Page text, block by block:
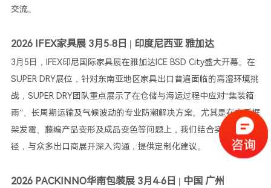
交流。
2026 IFEX家具展 3月5-8日 | 印度尼西亚 雅加达
3月5日，IFEX印尼国际家具展在雅加达ICE BSD City盛大开幕。在
SUPER DRY展位，针对东南亚地区家具出口普遍面临的高湿环境挑
战，SUPER DRY团队重点展示了在仓储与海运过程中应对“集装箱
雨”、长周期运输及气候波动的专业防潮解决方案。尤其是在木质框
架发霉、藤编产品变形及成品变色等问题上，我们结合实际运输路
径，与众多出口商展开深入沟通，提供定制化建议。
2026 PACKINNO华南包装展 3月4-6日 | 中国 广州